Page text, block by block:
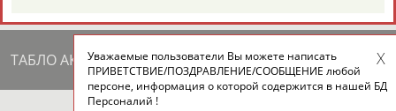
ТАБЛО АКТИВНОСТИУважаемые пользователи Вы можете написать
ПРИВЕТСТВИЕ/ПОЗДРАВЛЕНИЕ/СООБЩЕНИЕ любой
персоне, информация о которой содержится в нашей БД
Персоналий !